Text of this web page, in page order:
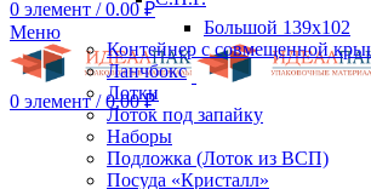
0 элемент / 0.00₽
Меню
0 элемент / 0.00₽
Большой 139х102
Контейнер с совмещенной
Ланчбокс
Лотки
Лоток под запайку
Наборы
Подложка (Лоток из ВСП)
Посуда «Кристалл»